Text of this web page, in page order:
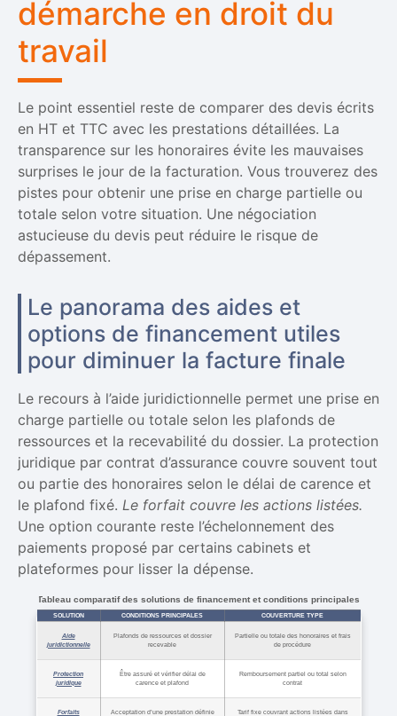
démarche en droit du
travail
Le point essentiel reste de comparer des devis écrits
en HT et TTC avec les prestations détaillées. La
transparence sur les honoraires évite les mauvaises
surprises le jour de la facturation. Vous trouverez des
pistes pour obtenir une prise en charge partielle ou
totale selon votre situation. Une négociation
astucieuse du devis peut réduire le risque de
dépassement.
Le panorama des aides et
options de financement utiles
pour diminuer la facture finale
Le recours à l’aide juridictionnelle permet une prise en
charge partielle ou totale selon les plafonds de
ressources et la recevabilité du dossier. La protection
juridique par contrat d’assurance couvre souvent tout
ou partie des honoraires selon le délai de carence et
le plafond fixé. Le forfait couvre les actions listées.
Une option courante reste l’échelonnement des
paiements proposé par certains cabinets et
plateformes pour lisser la dépense.
Tableau comparatif des solutions de financement et conditions principales
SOLUTION CONDITIONS PRINCIPALES COUVERTURE TYPE
Aide
juridictionnelle
Plafonds de ressources et dossier
recevable
Partielle ou totale des honoraires et frais
de procédure
Protection
juridique
Être assuré et vérifier délai de
carence et plafond
Remboursement partiel ou total selon
contrat
Forfaits
Acceptation d’une prestation définie
Tarif fixe couvrant actions listées dans